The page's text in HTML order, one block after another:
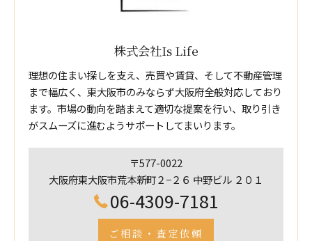
株式会社Is Life
理想の住まい探しを支え、売買や賃貸、そして不動産管理
まで幅広く、東大阪市のみならず大阪府全般対応しており
ます。市場の動向を踏まえて適切な提案を行い、取り引き
がスムーズに進むようサポートしてまいります。
〒577-0022
大阪府東大阪市荒本新町２−２６ 中野ビル ２０１
06-4309-7181
ご相談・査定依頼